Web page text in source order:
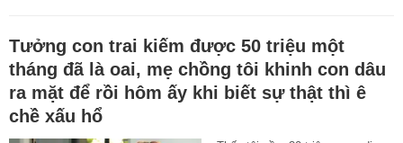
Tưởng con trai kiếm được 50 triệu một
tháng đã là oai, mẹ chồng tôi khinh con dâu
ra mặt để rồi hôm ấy khi biết sự thật thì ê
chề xấu hổ